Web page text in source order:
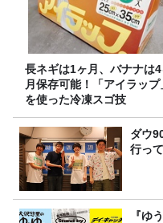
長ネギは1ヶ月、バナナは4
月保存可能！「アイラップ
を使った冷凍スゴ技
ダウ
行っ
『ゆ